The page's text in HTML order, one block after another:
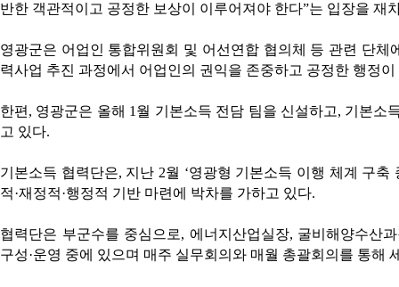
반한 객관적이고 공정한 보상이 이루어져야 한다”는 입장을 재
영광군은 어업인 통합위원회 및 어선연합 협의체 등 관련 단
력사업 추진 과정에서 어업인의 권익을 존중하고 공정한 행정
한편, 영광군은 올해 1월 기본소득 전담 팀을 신설하고, 기본
고 있다.
기본소득 협력단은, 지난 2월 ‘영광형 기본소득 이행 체계 구
적·재정적·행정적 기반 마련에 박차를 가하고 있다.
협력단은 부군수를 중심으로, 에너지산업실장, 굴비해양수산
구성·운영 중에 있으며 매주 실무회의와 매월 총괄회의를 통해